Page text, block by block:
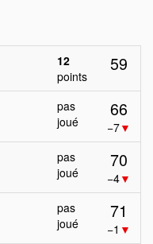
12
points
59
pas
joué
66
−7▼
pas
joué
70
−4▼
pas
joué
71
−1 ▼